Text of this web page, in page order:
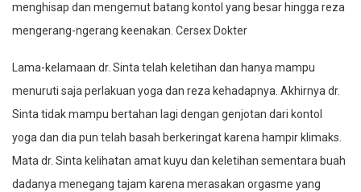
menghisap dan mengemut batang kontol yang besar hingga reza
mengerang-ngerang keenakan. Cersex Dokter
Lama-kelamaan dr. Sinta telah keletihan dan hanya mampu
menuruti saja perlakuan yoga dan reza kehadapnya. Akhirnya dr.
Sinta tidak mampu bertahan lagi dengan genjotan dari kontol
yoga dan dia pun telah basah berkeringat karena hampir klimaks.
Mata dr. Sinta kelihatan amat kuyu dan keletihan sementara buah
dadanya menegang tajam karena merasakan orgasme yang